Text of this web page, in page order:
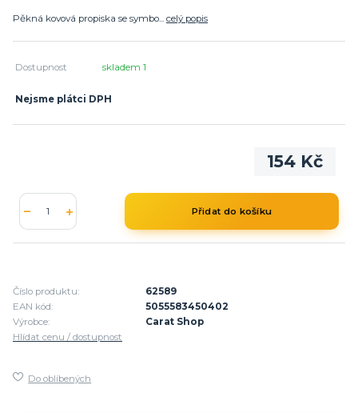
Pěkná kovová propiska se symbo... celý popis
Dostupnost skladem 1
Nejsme plátci DPH
154 Kč
Přidat do košíku
Číslo produktu:
62589
EAN kód:
5055583450402
Výrobce:
Carat Shop
Hlídat cenu / dostupnost
Do oblíbených